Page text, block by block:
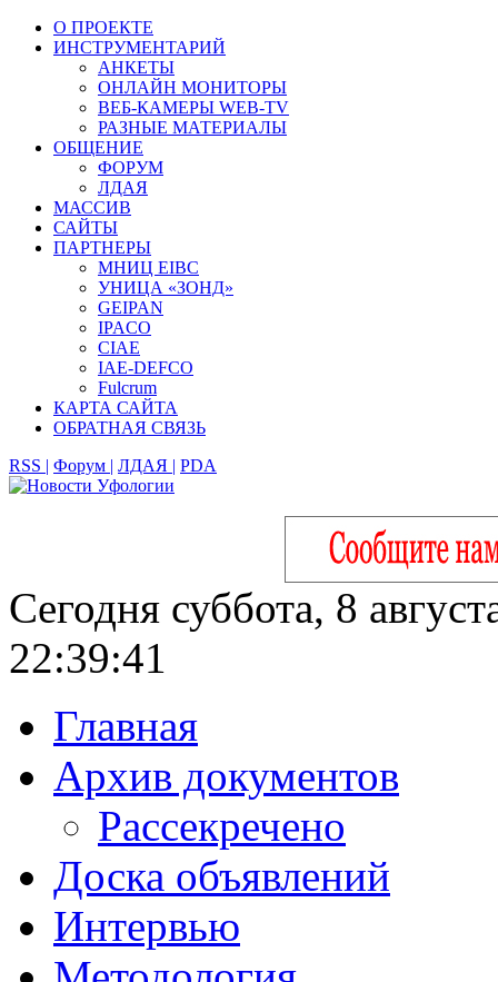
О ПРОЕКТЕ
ИНСТРУМЕНТАРИЙ
АНКЕТЫ
ОНЛАЙН МОНИТОРЫ
ВЕБ-КАМЕРЫ WEB-TV
РАЗНЫЕ МАТЕРИАЛЫ
ОБЩЕНИЕ
ФОРУМ
ЛДАЯ
МАССИВ
САЙТЫ
ПАРТНЕРЫ
МНИЦ EIBC
УНИЦА «ЗОНД»
GEIPAN
IPACO
CIAE
IAE-DEFCO
Fulcrum
КАРТА САЙТА
ОБРАТНАЯ СВЯЗЬ
RSS | Форум | ЛДАЯ | PDA
Сегодня суббота, 8
22:39:42
Главная
Архив документов
Рассекречено
Доска объявлений
Интервью